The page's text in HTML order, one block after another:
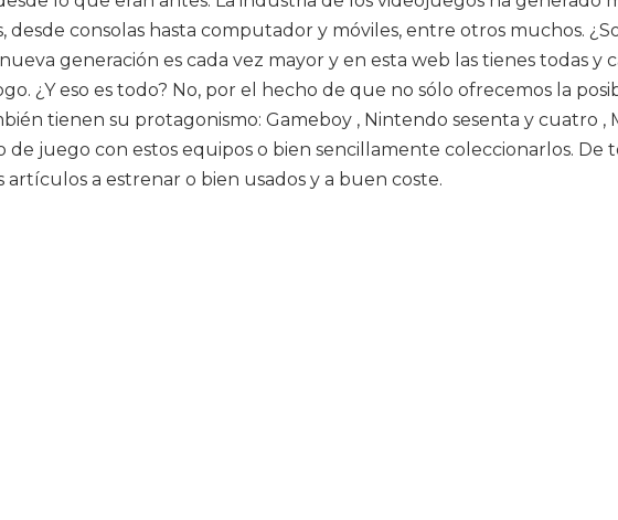
consolas hasta computador y móviles, entre otros muchos.
generación es cada vez mayor y en esta web las tienes todas y
¿Y eso es todo? No, por el hecho de que no sólo ofrecemos la
tienen su protagonismo: Gameboy , Nintendo sesenta y cuatro ,
juego con estos equipos o bien sencillamente coleccionarlos. De
a estrenar o bien usados y a buen coste.